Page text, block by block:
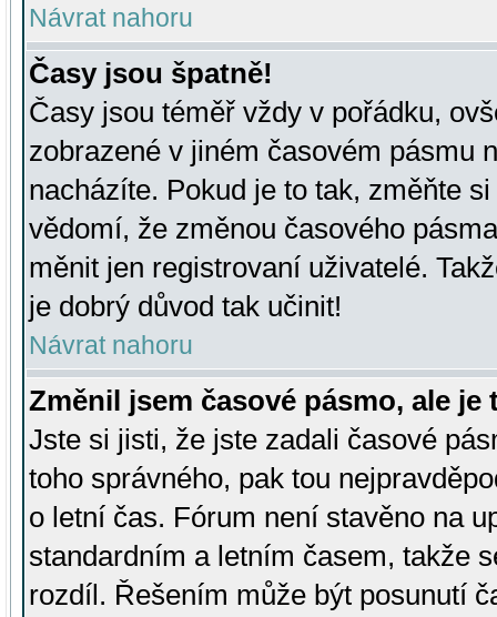
Návrat nahoru
Časy jsou špatně!
Časy jsou téměř vždy v pořádku,
zobrazené v jiném časovém pásmu
nacházíte. Pokud je to tak, změňte
vědomí, že změnou časového
měnit jen registrovaní uživatelé.
je dobrý důvod tak učinit!
Návrat nahoru
Změnil jsem časové pásmo, ale je
Jste si jisti, že jste zadali časové
toho správného, pak tou
o letní čas. Fórum není stavěno na
standardním a letním časem, takže
rozdíl. Řešením může být posunutí